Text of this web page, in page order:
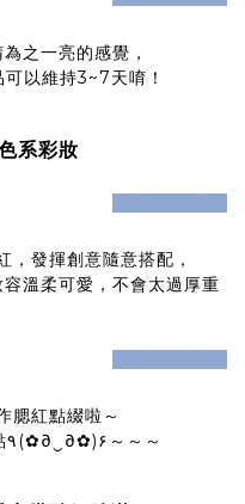
之一亮的感覺，
以維持3~7天唷！
系彩妝
，發揮創意隨意搭配，
溫柔可愛，不會太過厚重
prev next
腮紅點綴啦～
聚會春遊你絕對是全場焦點٩(✿∂‿∂✿)۶～～～